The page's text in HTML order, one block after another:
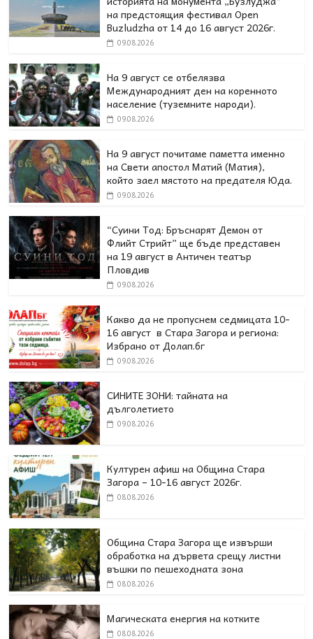
на предстоящия фестивал Open
Buzludzha от 14 до 16 август 2026г.
09.08.2026
На 9 август се отбелязва
Международният ден на коренното
население (туземните народи).
09.08.2026
На 9 август почитаме паметта именно
на Свети апостол Матий (Матия),
който заел мястото на предателя Юда.
09.08.2026
“Суини Тод: Бръснарят Демон от
Флийт Стрийт” ще бъде представен
на 19 август в Античен театър
Пловдив
09.08.2026
Какво да не пропуснем седмицата 10-
16 август в Стара Загора и региона:
Избрано от Долап.бг
09.08.2026
СИНИТЕ ЗОНИ: тайната на
дълголетието
09.08.2026
Културен афиш на Община Стара
Загора – 10-16 август 2026г.
08.08.2026
Община Стара Загора ще извърши
обработка на дървета срещу листни
въшки по пешеходната зона
08.08.2026
Магическата енергия на котките
08.08.2026